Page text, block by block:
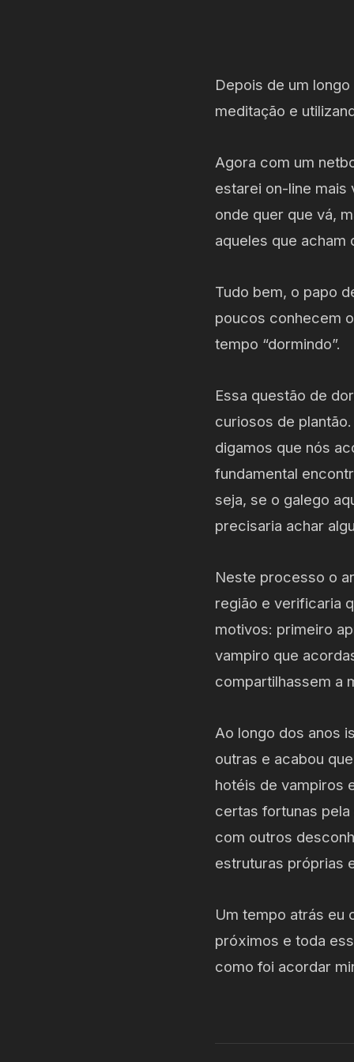
Depois de um
meditação e
Agora com um
estarei on-line
onde quer que vá,
aqueles que
Tudo bem, o papo
poucos conhecem
tempo “dormindo”.
Essa questão de
curiosos de
digamos que nós
fundamental
seja, se o galego
precisaria achar
Neste processo o
região e verificaria
motivos: primeiro
vampiro que
compartilhassem a
Ao longo dos anos
outras e acabou
hotéis de vampiros
certas fortunas
com outros
estruturas próprias
Um tempo atrás eu
próximos e toda
como foi acordar